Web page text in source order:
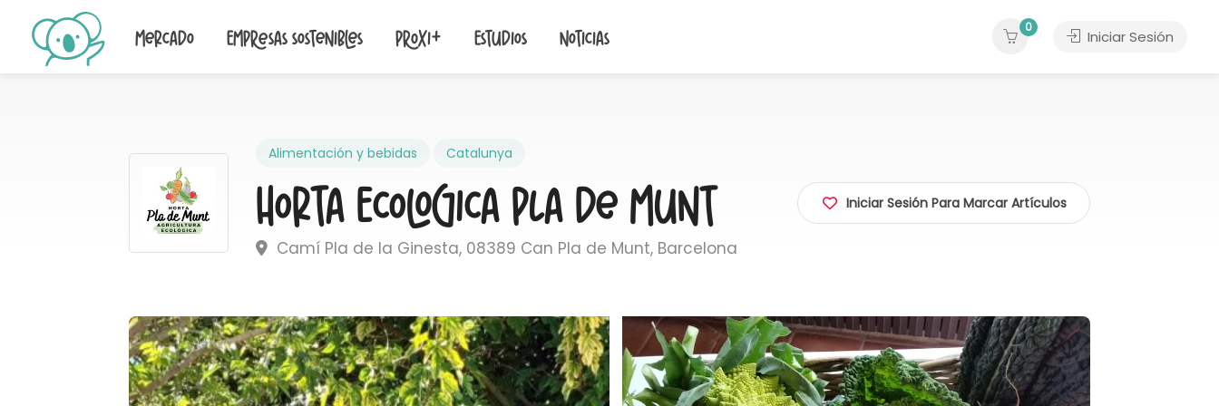
Mercado Empresas sostenibles Proxi+ Estudios Noticias
0
Iniciar Sesión
Alimentación y bebidas Catalunya
Horta Ecològica Pla de Munt
Camí Pla de la Ginesta, 08389 Can Pla de Munt, Barcelona
Iniciar Sesión Para Marcar Artículos